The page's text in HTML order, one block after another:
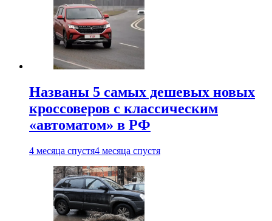
Названы 5 самых дешевых новых
кроссоверов с классическим
«автоматом» в РФ
4 месяца спустя4 месяца спустя